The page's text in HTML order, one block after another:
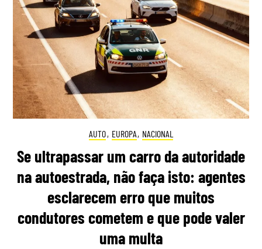
AUTO, EUROPA, NACIONAL
Se ultrapassar um carro da autoridade
na autoestrada, não faça isto: agentes
esclarecem erro que muitos
condutores cometem e que pode valer
uma multa